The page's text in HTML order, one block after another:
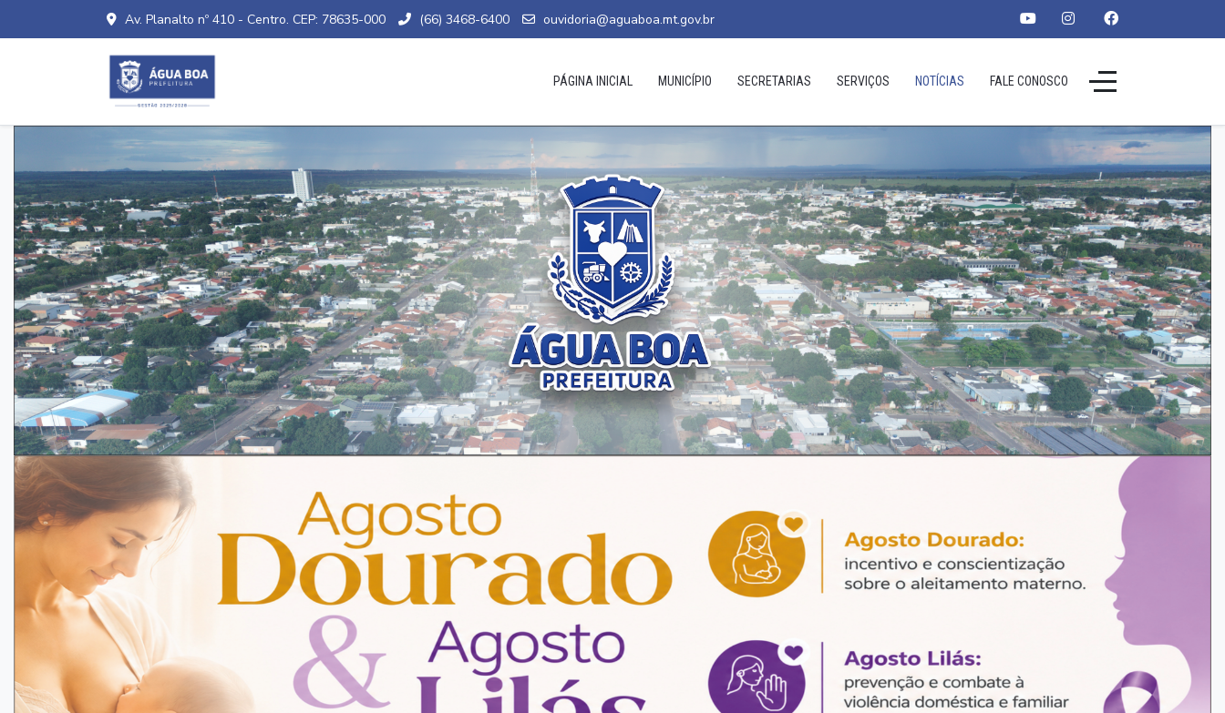
Av. Planalto nº 410 - Centro. CEP: 78635-000 (66) 3468-6400 ouvidoria@aguaboa.mt.gov.br
PÁGINA INICIAL MUNICÍPIO SECRETARIAS SERVIÇOS NOTÍCIAS FALE CONOSCO